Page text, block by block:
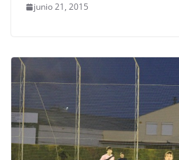
junio 21, 2015